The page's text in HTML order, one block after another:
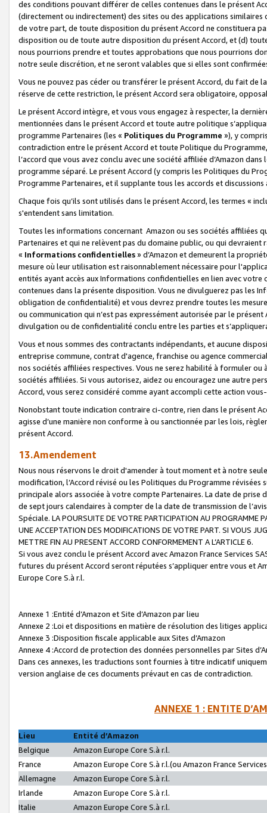
des conditions pouvant différer de celles contenues dans le présent
(directement ou indirectement) des sites ou des applications
de votre part, de toute disposition du présent Accord ne constituera
disposition ou de toute autre disposition du présent Accord, et (d)
nous pourrions prendre et toutes approbations que nous pourrions
notre seule discrétion, et ne seront valables que si elles sont
Vous ne pouvez pas céder ou transférer le présent Accord, du fait de
réserve de cette restriction, le présent Accord sera obligatoire,
Le présent Accord intègre, et vous vous engagez à respecter, la
mentionnées dans le présent Accord et toute autre politique
programme Partenaires (les « Politiques du Programme »), y
contradiction entre le présent Accord et toute Politique du
l’accord que vous avez conclu avec une société affiliée d’Amazon
programme séparé. Le présent Accord (y compris les Politiques du
Programme Partenaires, et il supplante tous les accords et discussions
Chaque fois qu’ils sont utilisés dans le présent Accord, les termes «
s'entendent sans limitation.
Toutes les informations concernant Amazon ou ses sociétés affiliées
Partenaires et qui ne relèvent pas du domaine public, ou qui
« Informations confidentielles» d’Amazon et demeurent la
mesure où leur utilisation est raisonnablement nécessaire pour
entités ayant accès aux Informations confidentielles en lien avec
contenues dans la présente disposition. Vous ne divulguerez pas les
obligation de confidentialité) et vous devrez prendre toutes les
ou communication qui n’est pas expressément autorisée par le
divulgation ou de confidentialité conclu entre les parties et
Vous et nous sommes des contractants indépendants, et aucune
entreprise commune, contrat d'agence, franchise ou agence
nos sociétés affiliées respectives. Vous ne serez habilité à formuler
sociétés affiliées. Si vous autorisez, aidez ou encouragez une autre
Accord, vous serez considéré comme ayant accompli cette action
Nonobstant toute indication contraire ci-contre, rien dans le présent
agisse d’une manière non conforme à ou sanctionnée par les lois,
présent Accord.
13.Amendement
Nous nous réservons le droit d'amender à tout moment et à notre
modification, l’Accord révisé ou les Politiques du Programme
principale alors associée à votre compte Partenaires. La date de
de sept jours calendaires à compter de la date de transmission de
Spéciale. LA POURSUITE DE VOTRE PARTICIPATION AU PROGRAMME
UNE ACCEPTATION DES MODIFICATIONS DE VOTRE PART. SI VOUS
METTRE FIN AU PRESENT ACCORD CONFORMEMENT A L’ARTICLE 6.
Si vous avez conclu le présent Accord avec Amazon France Services
futures du présent Accord seront réputées s’appliquer entre vous et
Europe Core S.à r.l.
Annexe 1 :Entité d’Amazon et Site d’Amazon par lieu
Annexe 2 :Loi et dispositions en matière de résolution des litiges
Annexe 3 :Disposition fiscale applicable aux Sites d’Amazon
Annexe 4 :Accord de protection des données personnelles par Sites
Dans ces annexes, les traductions sont fournies à titre indicatif
version anglaise de ces documents prévaut en cas de contradiction.
ANNEXE 1 : ENTITE
Lieu
Entité d’Amazon
Belgique
Amazon Europe Core S.à r.l.
France
Amazon Europe Core S.à r.l.(ou Amazon France
Allemagne
Amazon Europe Core S.à r.l.
Irlande
Amazon Europe Core S.à r.l.
Italie
Amazon Europe Core S.à r.l.